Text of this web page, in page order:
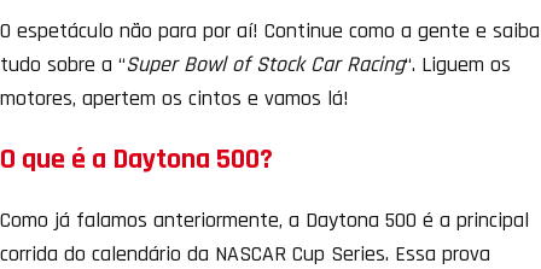
O espetáculo não para por aí! Continue como a gente e saiba
tudo sobre a “Super Bowl of Stock Car Racing“. Liguem os
motores, apertem os cintos e vamos lá!
O que é a Daytona 500?
Como já falamos anteriormente, a Daytona 500 é a principal
corrida do calendário da NASCAR Cup Series. Essa prova